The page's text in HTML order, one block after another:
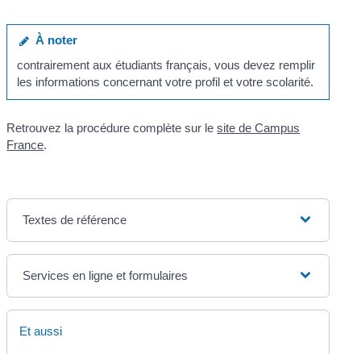
À noter
contrairement aux étudiants français, vous devez remplir
les informations concernant votre profil et votre scolarité.
Retrouvez la procédure complète sur lesite de Campus
France.
Textes de référence
Services en ligne et formulaires
Et aussi